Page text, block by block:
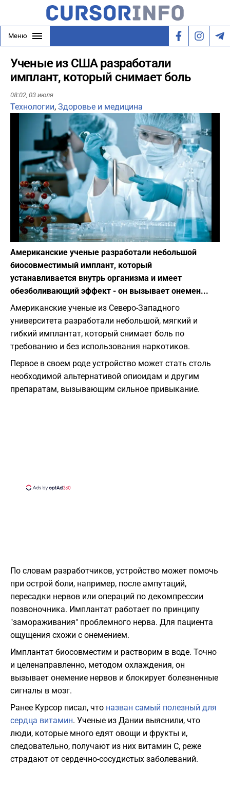
Меню
Ученые из США разработали
имплант, который снимает боль
08:02, 03 июля
Технологии, Здоровье и медицина
Play
Фото: depositphotos.com
Американские ученые разработали небольшой
биосовместимый имплант, который
устанавливается внутрь организма и имеет
обезболивающий эффект - он вызывает онемен...
Американские ученые из Северо-Западного
университета разработали небольшой, мягкий и
гибкий имплантат, который снимает боль по
требованию и без использования наркотиков.
Первое в своем роде устройство может стать столь
необходимой альтернативой опиоидам и другим
препаратам, вызывающим сильное привыкание.
По словам разработчиков, устройство может помочь
при острой боли, например, после ампутаций,
пересадки нервов или операций по декомпрессии
позвоночника. Имплантат работает по принципу
"замораживания" проблемного нерва. Для пациента
ощущения схожи с онемением.
Имплантат биосовместим и растворим в воде. Точно
и целенаправленно, методом охлаждения, он
вызывает онемение нервов и блокирует болезненные
сигналы в мозг.
Ранее Курсор писал, что назван самый полезный для
сердца витамин. Ученые из Дании выяснили, что
люди, которые много едят овощи и фрукты и,
следовательно, получают из них витамин C, реже
страдают от сердечно-сосудистых заболеваний.